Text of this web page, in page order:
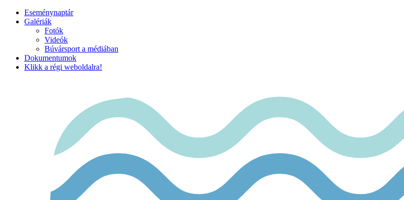
Eseménynaptár
Galériák
Fotók
Videók
Búvársport a médiában
Dokumentumok
Klikk a régi weboldalra!